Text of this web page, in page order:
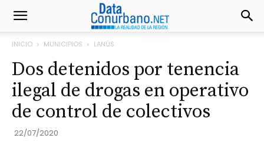
INICIO MUNICIPIOS LANÚS
Dos detenidos por tenencia
ilegal de drogas en operativo
de control de colectivos
22/07/2020